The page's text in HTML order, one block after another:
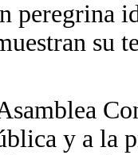
peregrina
su
y a la